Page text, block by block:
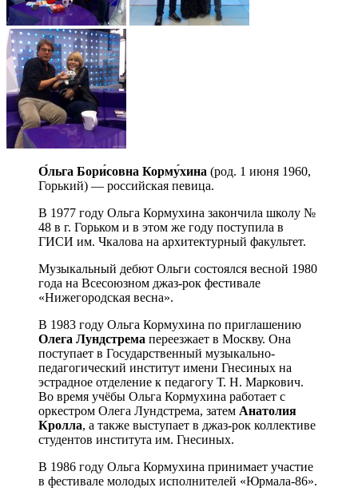
О́льга Бори́совна Корму́хина (род. 1 июня 1960,
Горький) — российская певица.
В 1977 году Ольга Кормухина закончила школу №
48 в г. Горьком и в этом же году поступила в
ГИСИ им. Чкалова на архитектурный факультет.
Музыкальный дебют Ольги состоялся весной 1980
года на Всесоюзном джаз-рок фестивале
«Нижегородская весна».
В 1983 году Ольга Кормухина по приглашению
Олега Лундстрема переезжает в Москву. Она
поступает в Государственный музыкально-
педагогический институт имени Гнесиных на
эстрадное отделение к педагогу Т. Н. Маркович.
Во время учёбы Ольга Кормухина работает с
оркестром Олега Лундстрема, затем Анатолия
Кролла, а также выступает в джаз-рок коллективе
студентов института им. Гнесиных.
В 1986 году Ольга Кормухина принимает участие
в фестивале молодых исполнителей «Юрмала-86».